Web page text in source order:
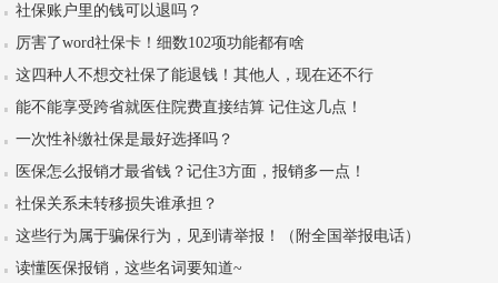
社保账户里的钱可以退吗？
厉害了word社保卡！细数102项功能都有啥
这四种人不想交社保了能退钱！其他人，现在还不行
能不能享受跨省就医住院费直接结算 记住这几点！
一次性补缴社保是最好选择吗？
医保怎么报销才最省钱？记住3方面，报销多一点！
社保关系未转移损失谁承担？
这些行为属于骗保行为，见到请举报！（附全国举报电话）
读懂医保报销，这些名词要知道~